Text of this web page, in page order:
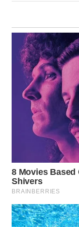
KALTIM
WN
SULSEL
WN
GORONTALO
WN
SULUT
WN
MALUKU
MALUT